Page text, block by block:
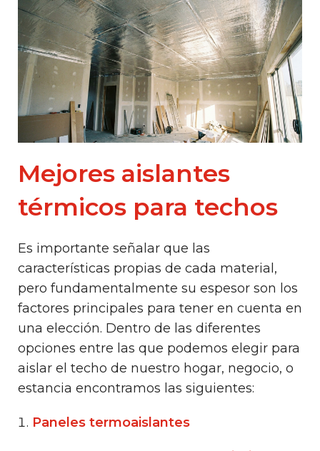
Mejores aislantes
térmicos para techos
Es importante señalar que las
características propias de cada material,
pero fundamentalmente su espesor son los
factores principales para tener en cuenta en
una elección. Dentro de las diferentes
opciones entre las que podemos elegir para
aislar el techo de nuestro hogar, negocio, o
estancia encontramos las siguientes:
Paneles termoaislantes